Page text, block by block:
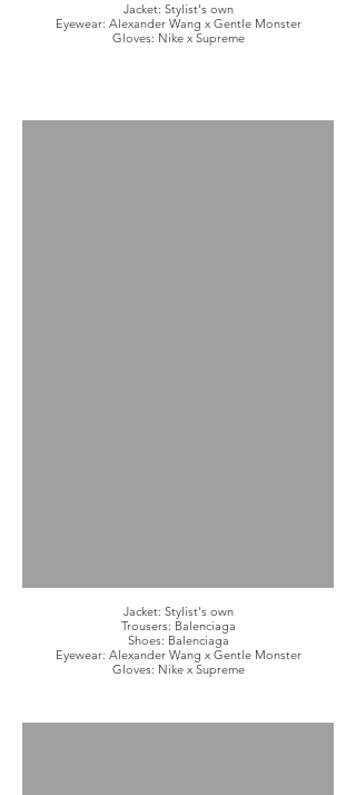
Jacket: Stylist's own
Eyewear: Alexander Wang x Gentle Monster
Gloves: Nike x Supreme
Jacket: Stylist's own
Trousers: Balenciaga
Shoes: Balenciaga
Eyewear: Alexander Wang x Gentle Monster
Gloves: Nike x Supreme